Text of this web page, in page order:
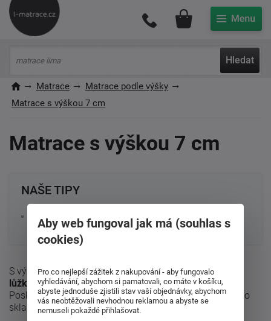
Hledat
Můj účet
Matrace
Matrace podle výšky
Matrace s výškou 7 cm
Matrace s výškou 7 cm
NAŠE TIPY
Matrace do postýlky
S výškou 7 cm jsou tyto matrace ideální jakonáhradní
lůžko, přistýlka nebo matrace do dětských postelí
Poskytují základní oporu a pohodlí, přičemž jsou snadno
skladovatelné a přenosné.
Aby web fungoval jak má (souhlas s
cookies)
Pro co nejlepší zážitek z nakupování - aby fungovalo
vyhledávání, abychom si pamatovali, co máte v košíku,
abyste jednoduše zjistili stav vaší objednávky, abychom
vás neobtěžovali nevhodnou reklamou a abyste se
nemuseli pokaždé přihlašovat.